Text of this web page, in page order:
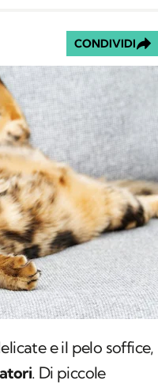
CONDIVIDI
e il pelo soffice,
. Di piccole